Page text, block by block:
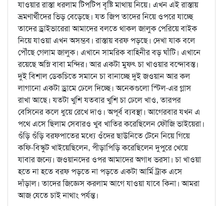
যাওয়ার রাস্তা ধরলাম টিপটিপ বৃষ্টি মাথায় নিয়ে। এখন এই রাস্তায়
ভ্রমণার্থীদের ভিড় বেড়েছে। যত জিপ তাদের নিয়ে ওপরে যাচ্ছে
তাদের ড্রাইভারেরা আমাদের বলতে থাকল জালুক পেরিয়ে বাইক
নিয়ে যাওয়া এখন অসম্ভব। রাস্তায় বরফ পড়ছে। দেখা যাক বলে
পৌঁছে গেলাম জালুক। এখানে সামরিক বাহিনীর বড় ঘাঁটি। এখানে
রয়েছে অস্লি বাবা মন্দির। আর একটা মুফৎ চা খাওয়ার বন্দোবস্ত।
দুই বিশাল ডেকচিতে সমানে চা বানাচ্ছে দুই জওয়ান আর কল
লাগানো একটা ড্রামে ঢেলে দিচ্ছে। অনেকগুলো স্টিল-এর গ্লাস
রাখা আছে। যতটা খুশি যতবার খুশি চা ঢেলে খাও, তারপর
বেসিনের কলে ধুয়ে রেখে দাও। অপূর্ব ব্যবস্থা। আগেরবার যখন এ
পথে এসে ছিলাম সেবারও খুব খাতির করেছিলেন ফৌজি ভাইয়েরা।
গুঁড়ি গুঁড়ি বরফপাতের মধ্যে ওঁদের ছাউনিতে টেনে নিয়ে গিয়ে
কফি-বিস্কুট খাইয়েছিলেন, পীড়াপিড়ি করেছিলেন দুপুরে খেয়ে
যাবার জন্যে। জওয়ানদের ওপর আমাদের অগাধ ভরসা। চা খাওয়া
হতে না হতে বরফ পড়তে না পড়তে একটা আর্মি ট্রাক এসে
দাঁড়াল। তাদের জিজ্ঞেস করলাম আগে যাওয়া যাবে কিনা। আমরা
আজ যেতে চাই নাথাং পর্যন্ত।